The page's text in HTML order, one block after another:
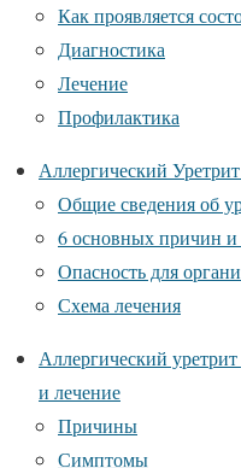
Как проявляется
Диагностика
Лечение
Профилактика
Аллергический
Общие сведения об
6 основных причин
Опасность для
Схема лечения
Аллергический
и лечение
Причины
Симптомы